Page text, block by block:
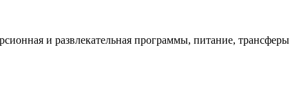
и развлекательная программы, питание, трансферы